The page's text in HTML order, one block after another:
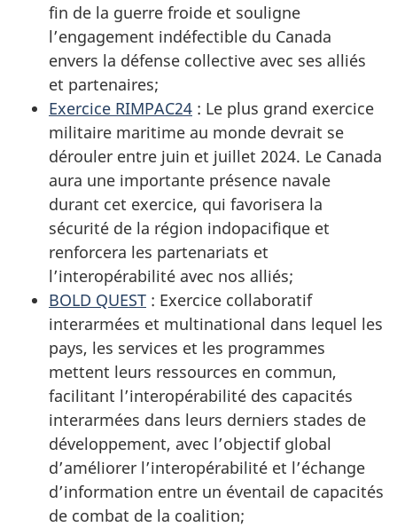
fin de la guerre froide et souligne
l’engagement indéfectible du Canada
envers la défense collective avec ses alliés
et partenaires;
Exercice RIMPAC24 : Le plus grand exercice
militaire maritime au monde devrait se
dérouler entre juin et juillet 2024. Le Canada
aura une importante présence navale
durant cet exercice, qui favorisera la
sécurité de la région indopacifique et
renforcera les partenariats et
l’interopérabilité avec nos alliés;
BOLD QUEST : Exercice collaboratif
interarmées et multinational dans lequel les
pays, les services et les programmes
mettent leurs ressources en commun,
facilitant l’interopérabilité des capacités
interarmées dans leurs derniers stades de
développement, avec l’objectif global
d’améliorer l’interopérabilité et l’échange
d’information entre un éventail de capacités
de combat de la coalition;